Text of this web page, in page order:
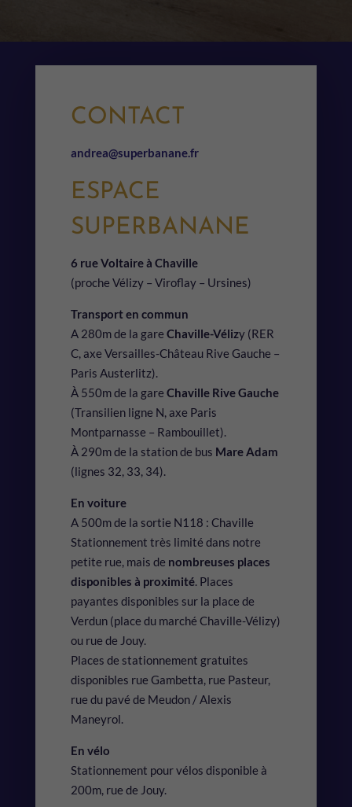
CONTACT
andrea@superbanane.fr
ESPACE
SUPERBANANE
6 rue Voltaire à Chaville
(proche Vélizy – Viroflay – Ursines)
Transport en commun
A 280m de la gare Chaville-Vélizy (RER
C, axe Versailles-Château Rive Gauche –
Paris Austerlitz).
À 550m de la gare Chaville Rive Gauche
(Transilien ligne N, axe Paris
Montparnasse – Rambouillet).
À 290m de la station de bus Mare Adam
(lignes 32, 33, 34).
En voiture
A 500m de la sortie N118 : Chaville
Stationnement très limité dans notre
petite rue, mais de nombreuses places
disponibles à proximité. Places
payantes disponibles sur la place de
Verdun (place du marché Chaville-Vélizy)
ou rue de Jouy.
Places de stationnement gratuites
disponibles rue Gambetta, rue Pasteur,
rue du pavé de Meudon / Alexis
Maneyrol.
En vélo
Stationnement pour vélos disponible à
200m, rue de Jouy.